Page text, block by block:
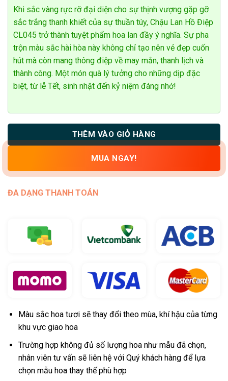
Khi sắc vàng rực rỡ đại diện cho sự thịnh vượng gặp gỡ
sắc trắng thanh khiết của sự thuần túy, Chậu Lan Hồ Điệp
CL045 trở thành tuyệt phẩm hoa lan đầy ý nghĩa. Sự pha
trộn màu sắc hài hòa này không chỉ tạo nên vẻ đẹp cuốn
hút mà còn mang thông điệp về may mắn, thanh lịch và
thành công. Một món quà lý tưởng cho những dịp đặc
biệt, từ lễ Tết, sinh nhật đến kỷ niệm đáng nhớ!
THÊM VÀO GIỎ HÀNG
MUA NGAY!
ĐA DẠNG THANH TOÁN
Màu sắc hoa tươi sẽ thay đổi theo mùa, khí hậu của từng
khu vực giao hoa
Trường hợp không đủ số lượng hoa như mẫu đã chọn,
nhân viên tư vấn sẽ liên hệ với Quý khách hàng để lựa
chọn mẫu hoa thay thế phù hợp